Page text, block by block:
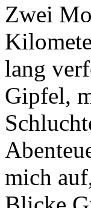
Zwei
lang
Gipfel,
mich